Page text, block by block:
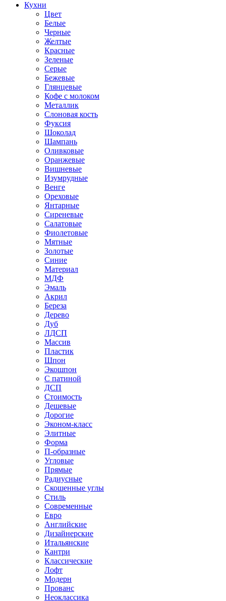
Кухни
Цвет
Белые
Черные
Желтые
Красные
Зеленые
Серые
Бежевые
Глянцевые
Кофе с молоком
Металлик
Слоновая кость
Фуксия
Шоколад
Шампань
Оливковые
Оранжевые
Вишневые
Изумрудные
Венге
Ореховые
Янтарные
Сиреневые
Салатовые
Фиолетовые
Мятные
Золотые
Синие
Материал
МДФ
Эмаль
Акрил
Береза
Дерево
Дуб
ЛДСП
Массив
Пластик
Шпон
Экошпон
С патиной
ДСП
Стоимость
Дешевые
Дорогие
Эконом-класс
Элитные
Форма
П-образные
Угловые
Прямые
Радиусные
Скошенные углы
Стиль
Современные
Евро
Английские
Дизайнерские
Итальянские
Кантри
Классические
Лофт
Модерн
Прованс
Неоклассика